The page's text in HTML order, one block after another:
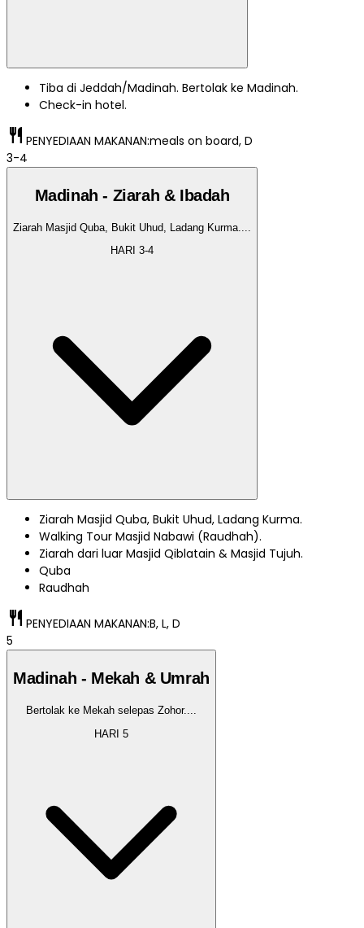
Tiba di Jeddah/Madinah. Bertolak ke Madinah.
Check-in hotel.
restaurant PENYEDIAAN MAKANAN:meals on board, D
3-4
Madinah - Ziarah & Ibadah
Ziarah Masjid Quba, Bukit Uhud, Ladang Kurma....
HARI 3-4
Ziarah Masjid Quba, Bukit Uhud, Ladang Kurma.
Walking Tour Masjid Nabawi (Raudhah).
Ziarah dari luar Masjid Qiblatain & Masjid Tujuh.
Quba
Raudhah
restaurant PENYEDIAAN MAKANAN:B, L, D
5
Madinah - Mekah & Umrah
Bertolak ke Mekah selepas Zohor....
HARI 5